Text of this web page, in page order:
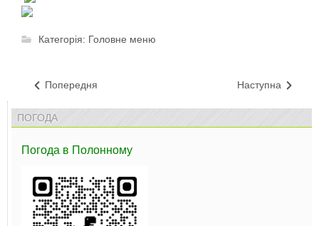
Категорія: Головне меню
Попередня Наступна
ПОГОДА
Погода в Полонному